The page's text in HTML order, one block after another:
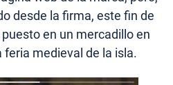
desde la firma, este fin de
en un mercadillo en
feria medieval de la isla.